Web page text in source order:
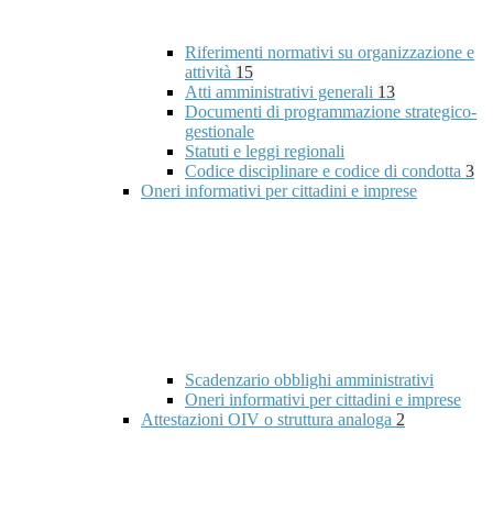
Riferimenti normativi su organizzazione e
attività 15
Atti amministrativi generali 13
Documenti di programmazione strategico-
gestionale
Statuti e leggi regionali
Codice disciplinare e codice di condotta 3
Oneri informativi per cittadini e imprese
Scadenzario obblighi amministrativi
Oneri informativi per cittadini e imprese
Attestazioni OIV o struttura analoga 2